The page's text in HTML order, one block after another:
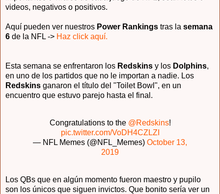
videos, negativos o positivos.
Aquí pueden ver nuestros Power Rankings tras la semana
6 de la NFL -> Haz click aquí.
Esta semana se enfrentaron los Redskins y los Dolphins,
en uno de los partidos que no le importan a nadie. Los
Redskins ganaron el título del "Toilet Bowl", en un
encuentro que estuvo parejo hasta el final.
Congratulations to the @Redskins!
pic.twitter.com/VoDH4CZLZI
— NFL Memes (@NFL_Memes) October 13,
2019
Los QBs que en algún momento fueron maestro y pupilo
son los únicos que siguen invictos. Que bonito sería ver un